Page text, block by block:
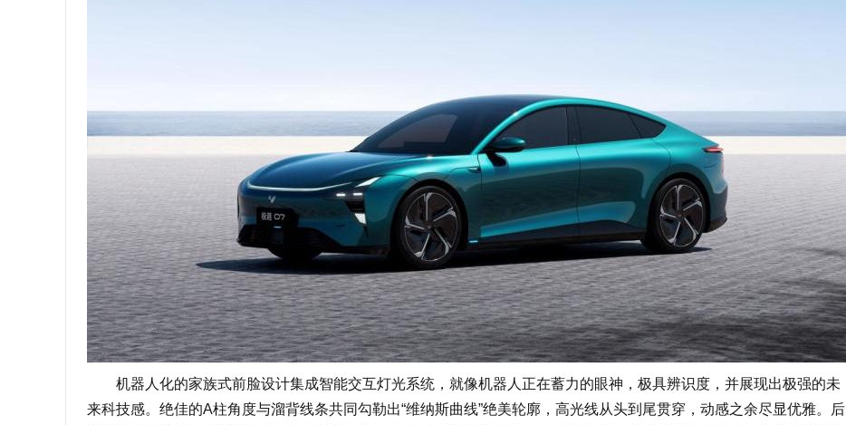
机器人化的家族式前脸设计集成智能交互灯光系统，就像机器人正在蓄力的眼神，极具辨识度，并展现出极强的未
来科技感。绝佳的A柱角度与溜背线条共同勾勒出“维纳斯曲线”绝美轮廓，高光线从头到尾贯穿，动感之余尽显优雅。后